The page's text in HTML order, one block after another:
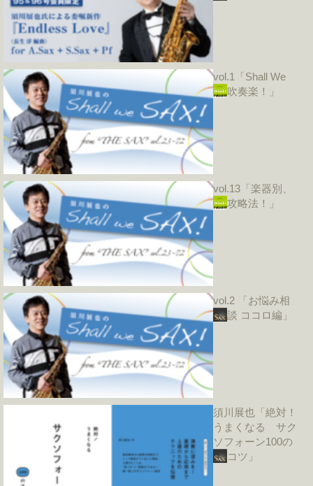
vol.1「Shall We
吹奏楽！」
vol.13「楽器別、
攻略法！」
vol.2 「お悩み相
談 ココロ編」
須川展也「絶対！
うまくなる サク
ソフォーン100の
コツ」